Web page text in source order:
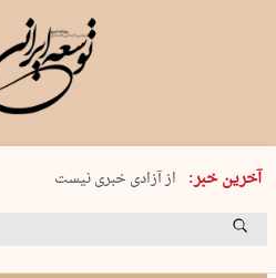
آخرین خبر:
یکشنبه 18 مرداد 1405 شماره 2245
از آزادی خبری نیست
۸۸۸ نفر سال گذشته بر اثر غرق‌شدگی جان …